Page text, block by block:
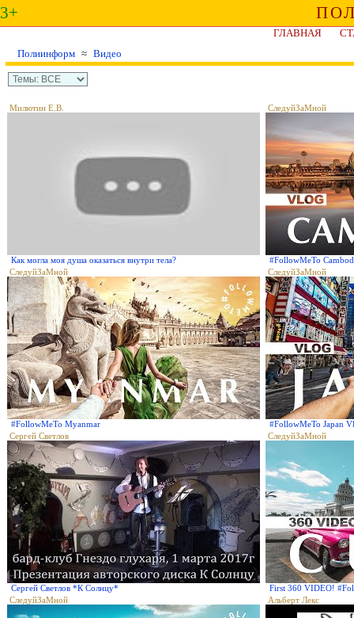
3+
ГЛАВНАЯ
Полиинформ ≈ Видео
Милютин Е.В.
Как могла моя душа оказаться внутри тела?
СледуйЗаМной
#FollowMeTo
СледуйЗаМной
#FollowMeTo Myanmar
СледуйЗаМной
#FollowMeTo Japan
Сергей Светлов
Сергей Светлов *К Солнцу*
СледуйЗаМной
First 360 VIDEO!
СледуйЗаМной
Альберт Лекс